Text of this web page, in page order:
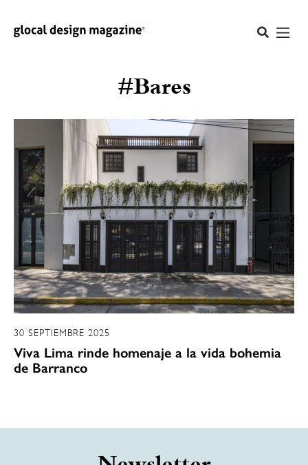
#Bares
30 SEPTIEMBRE 2025
Viva Lima rinde homenaje a la vida bohemia
de Barranco